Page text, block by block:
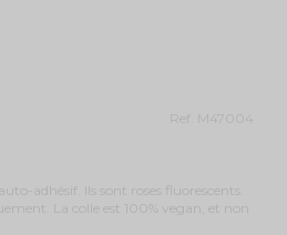
Ref. M47004
adhésif. Ils sont roses fluorescents.
La colle est 100% vegan, et non